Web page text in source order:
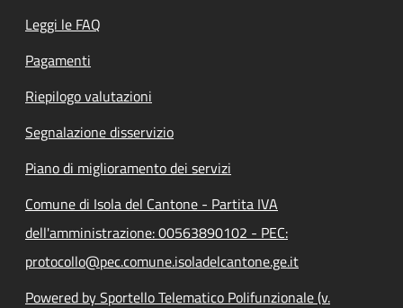
Leggi le FAQ
Pagamenti
Riepilogo valutazioni
Segnalazione disservizio
Piano di miglioramento dei servizi
Comune di Isola del Cantone - Partita IVA
dell'amministrazione: 00563890102 - PEC:
protocollo@pec.comune.isoladelcantone.ge.it
Powered by Sportello Telematico Polifunzionale (v.